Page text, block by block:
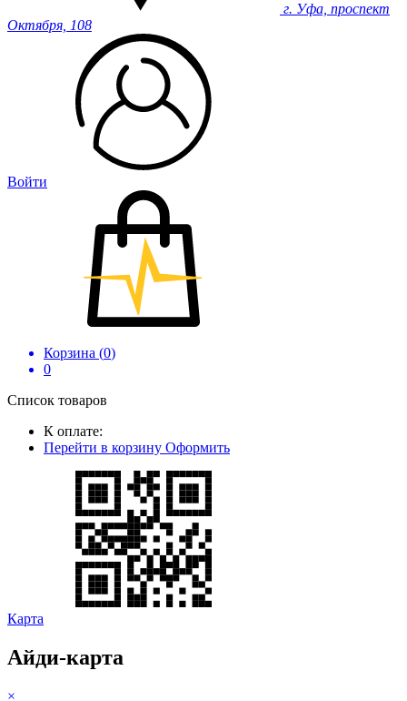
г. Уфа, проспект
Октября, 108
Войти
Корзина (0)
0
Список товаров
К оплате:
Перейти в корзину Оформить
Карта
Айди-карта
×